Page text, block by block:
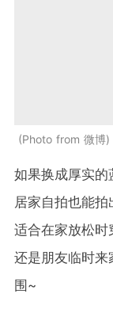
Photo from 微博
如果换成厚实的
居家自拍也能
适合在家放松时
还是朋友临时来
围~